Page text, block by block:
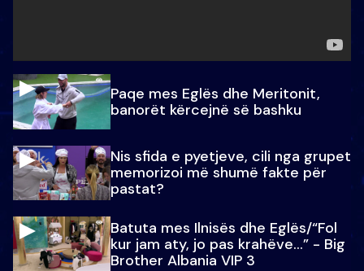
Paqe mes Eglës dhe Meritonit,
banorët kërcejnë së bashku
Nis sfida e pyetjeve, cili nga grupet
memorizoi më shumë fakte për
pastat?
Batuta mes Ilnisës dhe Eglës/“Fol
kur jam aty, jo pas krahëve…” - Big
Brother Albania VIP 3